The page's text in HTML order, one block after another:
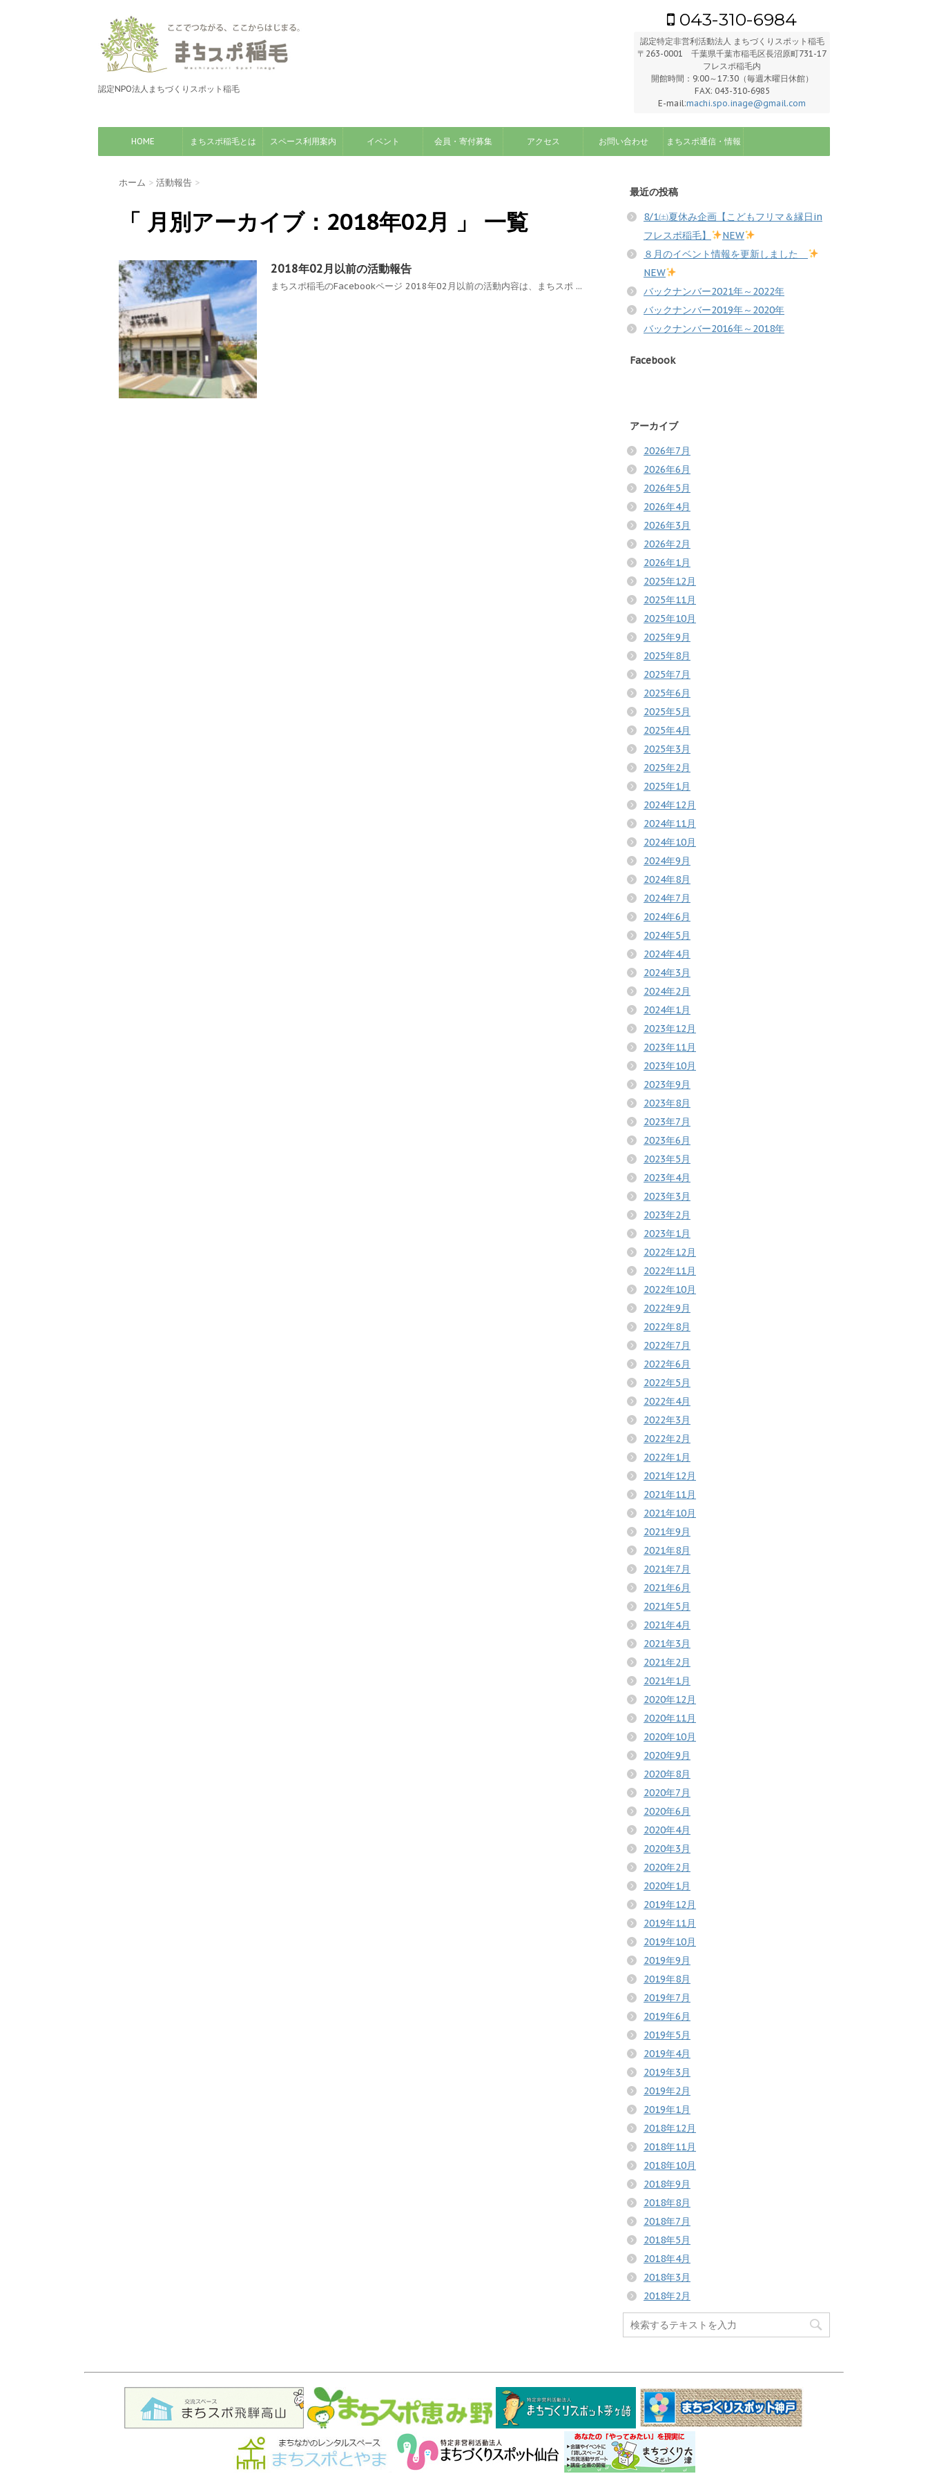
認定NPO法人まちづくりスポット稲毛
043-310-6984
認定特定非営利活動法人 まちづくりスポット稲毛
〒263-0001 千葉県千葉市稲毛区長沼原町731-17
フレスポ稲毛内
開館時間：9:00～17:30（毎週木曜日休館）
FAX: 043-310-6985
E-mail:machi.spo.inage@gmail.com
HOME まちスポ稲毛とは スペース利用案内 イベント 会員・寄付募集 アクセス お問い合わせ まちスポ通信・情報
ホーム > 活動報告 >
「 月別アーカイブ：2018年02月 」 一覧
2018年02月以前の活動報告
まちスポ稲毛のFacebookページ 2018年02月以前の活動内容は、まちスポ ...
最近の投稿
8/1㈯夏休み企画【こどもフリマ＆縁日in
フレスポ稲毛】
NEW
８月のイベント情報を更新しました
NEW
バックナンバー2021年～2022年
バックナンバー2019年～2020年
バックナンバー2016年～2018年
Facebook
アーカイブ
2026年7月
2026年6月
2026年5月
2026年4月
2026年3月
2026年2月
2026年1月
2025年12月
2025年11月
2025年10月
2025年9月
2025年8月
2025年7月
2025年6月
2025年5月
2025年4月
2025年3月
2025年2月
2025年1月
2024年12月
2024年11月
2024年10月
2024年9月
2024年8月
2024年7月
2024年6月
2024年5月
2024年4月
2024年3月
2024年2月
2024年1月
2023年12月
2023年11月
2023年10月
2023年9月
2023年8月
2023年7月
2023年6月
2023年5月
2023年4月
2023年3月
2023年2月
2023年1月
2022年12月
2022年11月
2022年10月
2022年9月
2022年8月
2022年7月
2022年6月
2022年5月
2022年4月
2022年3月
2022年2月
2022年1月
2021年12月
2021年11月
2021年10月
2021年9月
2021年8月
2021年7月
2021年6月
2021年5月
2021年4月
2021年3月
2021年2月
2021年1月
2020年12月
2020年11月
2020年10月
2020年9月
2020年8月
2020年7月
2020年6月
2020年4月
2020年3月
2020年2月
2020年1月
2019年12月
2019年11月
2019年10月
2019年9月
2019年8月
2019年7月
2019年6月
2019年5月
2019年4月
2019年3月
2019年2月
2019年1月
2018年12月
2018年11月
2018年10月
2018年9月
2018年8月
2018年7月
2018年5月
2018年4月
2018年3月
2018年2月